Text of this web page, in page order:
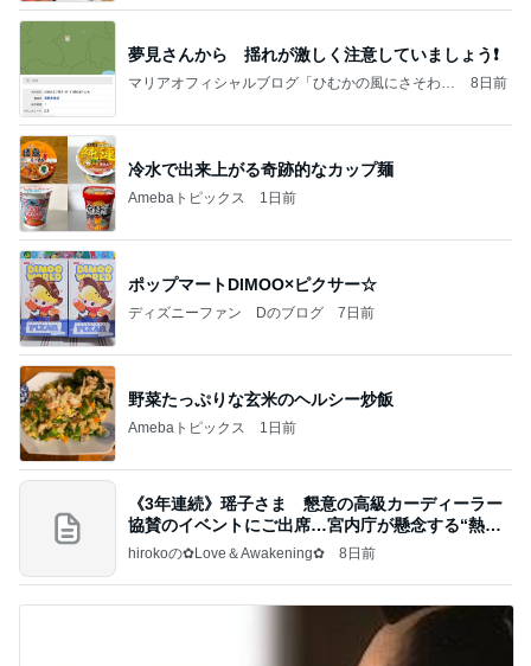
夢見さんから 揺れが激しく注意していましょう❗️
マリアオフィシャルブログ「ひむかの風にさそわれ
8日前
冷水で出来上がる奇跡的なカップ麺
Amebaトピックス 1日前
ポップマートDIMOO×ピクサー☆
ディズニーファン Dのブログ 7日前
野菜たっぷりな玄米のヘルシー炒飯
Amebaトピックス 1日前
《3年連続》瑶子さま 懇意の高級カーディーラー
協賛のイベントにご出席…宮内庁が懸念する“熱心
すぎ
hirokoの✿Love＆Awakening✿ 8日前